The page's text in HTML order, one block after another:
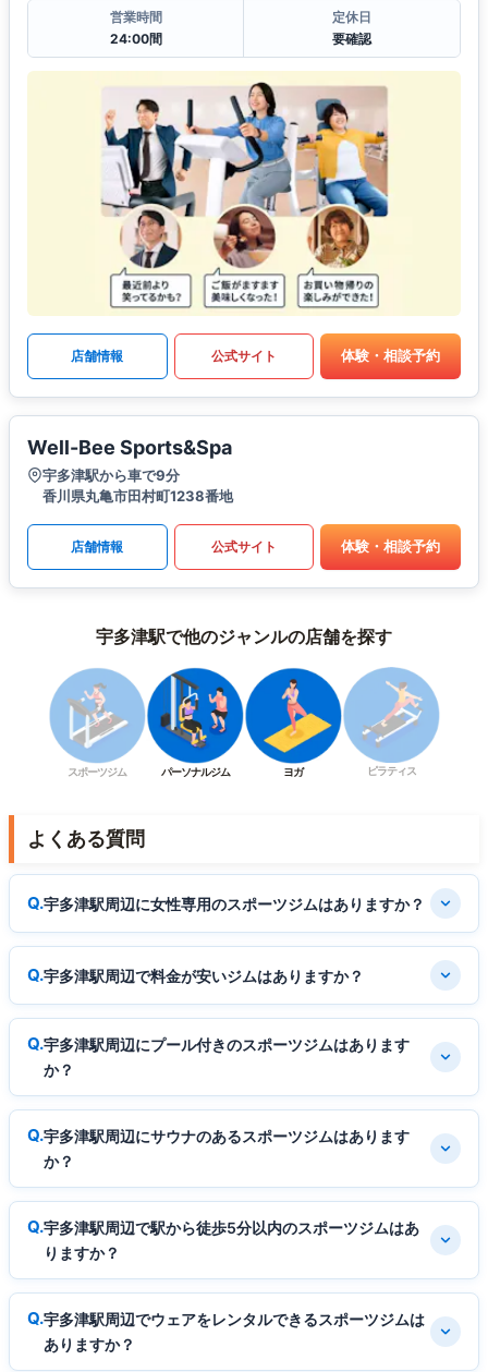
営業時間
24:00間
定休日
要確認
店舗情報 公式サイト 体験・相談予約
Well-Bee Sports&Spa
宇多津駅から車で9分
香川県丸亀市田村町1238番地
店舗情報 公式サイト 体験・相談予約
宇多津駅で他のジャンルの店舗を探す
スポーツジム パーソナルジム ヨガ ピラティス
よくある質問
宇多津駅周辺に女性専用のスポーツジムはありますか？
宇多津駅周辺で料金が安いジムはありますか？
宇多津駅周辺にプール付きのスポーツジムはあります
か？
宇多津駅周辺にサウナのあるスポーツジムはあります
か？
宇多津駅周辺で駅から徒歩5分以内のスポーツジムはあ
りますか？
宇多津駅周辺でウェアをレンタルできるスポーツジムは
ありますか？